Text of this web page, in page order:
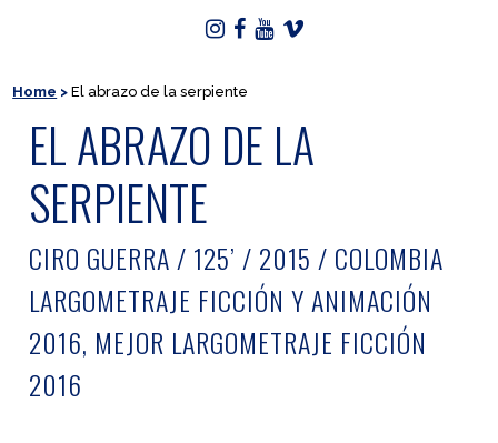
Home >El abrazo de la serpiente
EL ABRAZO DE LA
SERPIENTE
CIRO GUERRA / 125’ / 2015 / COLOMBIA
LARGOMETRAJE FICCIÓN Y ANIMACIÓN
2016, MEJOR LARGOMETRAJE FICCIÓN
2016